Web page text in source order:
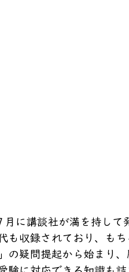
に講談社が満を持して
も収録されており、も
の疑問提起から始まり